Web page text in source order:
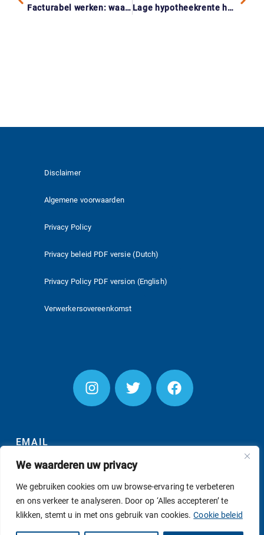
We waarderen uw privacy
We gebruiken cookies om uw browse-ervaring te verbeteren
en ons verkeer te analyseren. Door op ‘Alles accepteren’ te
klikken, stemt u in met ons gebruik van cookies. Cookie beleid
Facturabel werken: waarom je per uur vaak meer moet rekenen dan je denkt Lage hypotheekrente houden bij verhuizen? Check altijd deze vier zaken
EMAIL
INSCHRIJVEN
© AS SUPPORT B.V. 2026
Disclaimer
Algemene voorwaarden
Privacy Policy
Privacy beleid PDF versie (Dutch)
Privacy Policy PDF version (English)
Verwerkersovereenkomst